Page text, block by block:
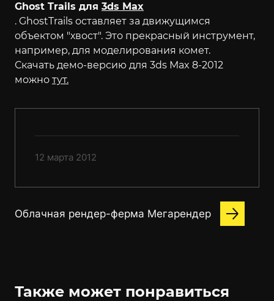
Ghost Trails для 3ds Max
. GhostTrails оставляет за движущимся
объектом "хвост". Это прекрасный инструмент,
например, для моделирования комет.
Скачать демо-версию для 3ds Max 8-2012
можно тут.
12 марта 2012
Облачная рендер-ферма Мегарендер
Также может понравиться